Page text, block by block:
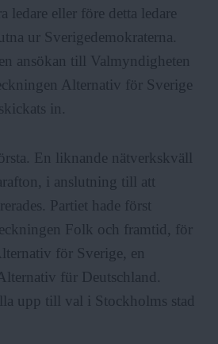
ledare eller före detta ledare
ur Sverigedemokraterna.
ansökan till Valmyndigheten
Alternativ för Sverige
in.
En liknande nätverkskväll
i anslutning till att
Partiet hade först
Folk och framtid, för
för Sverige, en
für Deutschland.
upp till val i Stockholms stad